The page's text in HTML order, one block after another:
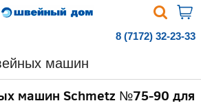
8 (7172) 32-23-33
машин
машин Schmetz №75-90 для